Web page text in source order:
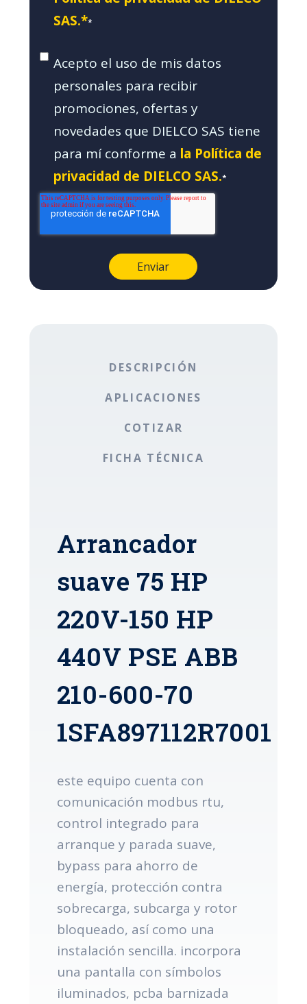
SAS.**
Acepto el uso de mis datos
personales para recibir
promociones, ofertas y
novedades que DIELCO SAS tiene
para mí conforme a la Política de
privacidad de DIELCO SAS.*
DESCRIPCIÓN
APLICACIONES
COTIZAR
FICHA TÉCNICA
Arrancador
suave 75 HP
220V-150 HP
440V PSE ABB
210-600-70
1SFA897112R7001
este equipo cuenta con
comunicación modbus rtu,
control integrado para
arranque y parada suave,
bypass para ahorro de
energía, protección contra
sobrecarga, subcarga y rotor
bloqueado, así como una
instalación sencilla. incorpora
una pantalla con símbolos
iluminados, pcba barnizada